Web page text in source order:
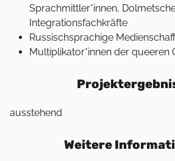
Sprachmittler*innen,
Integrationsfachkräfte
Russischsprachige
Multiplikator*innen der queeren
ausstehend
Weitere